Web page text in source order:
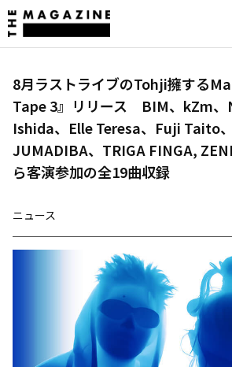
8月ラストライブのTohji擁する
Tape 3』リリース BIM、kZm、
Ishida、Elle Teresa、Fuji Taito
JUMADIBA、TRIGA FINGA,
ら客演参加の全19曲収録
ニュース